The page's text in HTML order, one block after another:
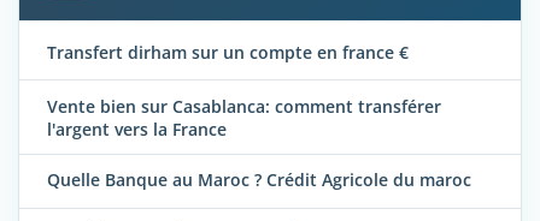
Transfert dirham sur un compte en france €
Vente bien sur Casablanca: comment transférer
l'argent vers la France
Quelle Banque au Maroc ? Crédit Agricole du maroc